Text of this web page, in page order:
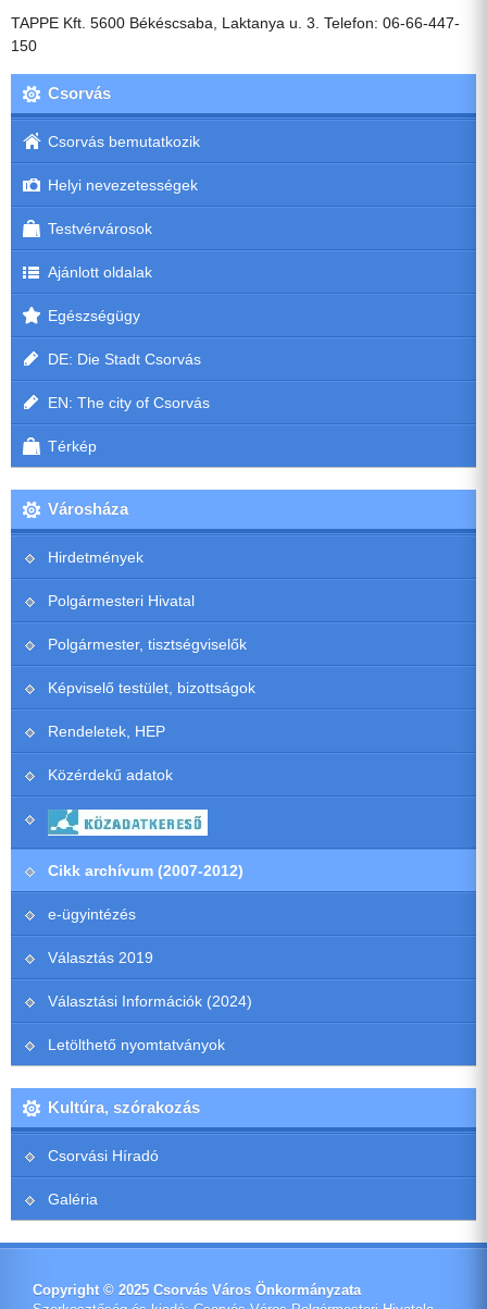
TAPPE Kft. 5600 Békéscsaba, Laktanya u. 3. Telefon: 06-66-447-
150
Csorvás
Csorvás bemutatkozik
Helyi nevezetességek
Testvérvárosok
Ajánlott oldalak
Egészségügy
DE: Die Stadt Csorvás
EN: The city of Csorvás
Térkép
Városháza
Hirdetmények
Polgármesteri Hivatal
Polgármester, tisztségviselők
Képviselő testület, bizottságok
Rendeletek, HEP
Közérdekű adatok
Cikk archívum (2007-2012)
e-ügyintézés
Választás 2019
Választási Információk (2024)
Letölthető nyomtatványok
Kultúra, szórakozás
Csorvási Híradó
Galéria
Copyright © 2025 Csorvás Város Önkormányzata